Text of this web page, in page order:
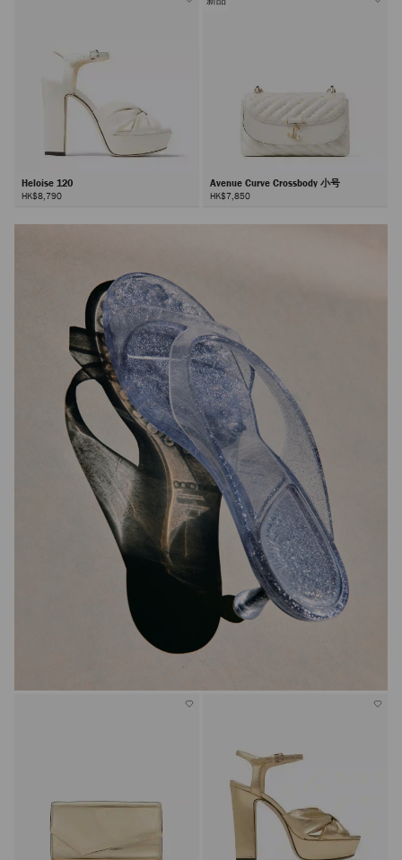
Heloise 120
HK$8,790
Avenue Curve Crossbody 小号
HK$7,850